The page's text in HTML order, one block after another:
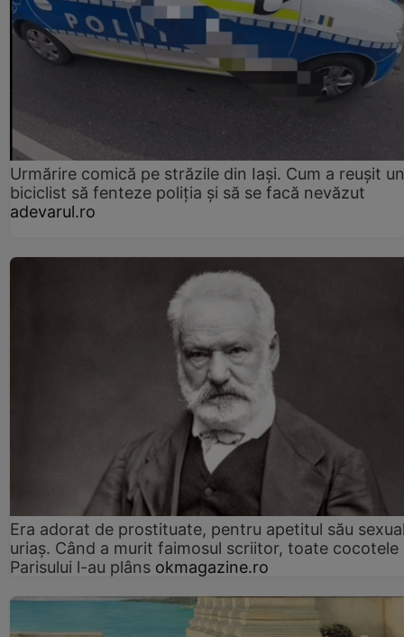
Urmărire comică pe străzile din Iași. Cum a reușit un
biciclist să fenteze poliția și să se facă nevăzut
adevarul.ro
Era adorat de prostituate, pentru apetitul său
uriaș. Când a murit faimosul scriitor, toate cocotele
Parisului l-au plâns okmagazine.ro